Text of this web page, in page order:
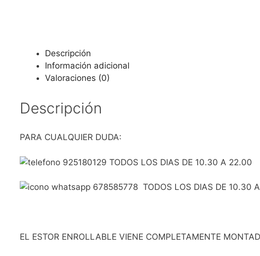
Descripción
Información adicional
Valoraciones (0)
Descripción
PARA CUALQUIER DUDA:
925180129 TODOS LOS DIAS DE 10.30 A 22.00
678585778 TODOS LOS DIAS DE 10.30
EL ESTOR ENROLLABLE VIENE COMPLETAMENTE